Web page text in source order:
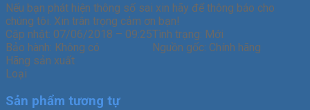
Nếu bạn phát hiện thông số sai xin hãy để thông báo cho
chúng tôi. Xin trân trọng cảm ơn bạn!
Cập nhật: 07/06/2018 – 09:25Tình trạng: Mới
Bảo hành: Không có Nguồn gốc: Chính hãng
Hãng sản xuất
Loại
Sản phẩm tương tự